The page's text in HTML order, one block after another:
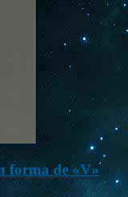
forma de «V»